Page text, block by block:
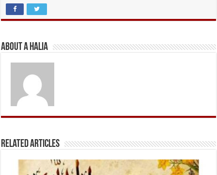
About A Halia
Related Articles